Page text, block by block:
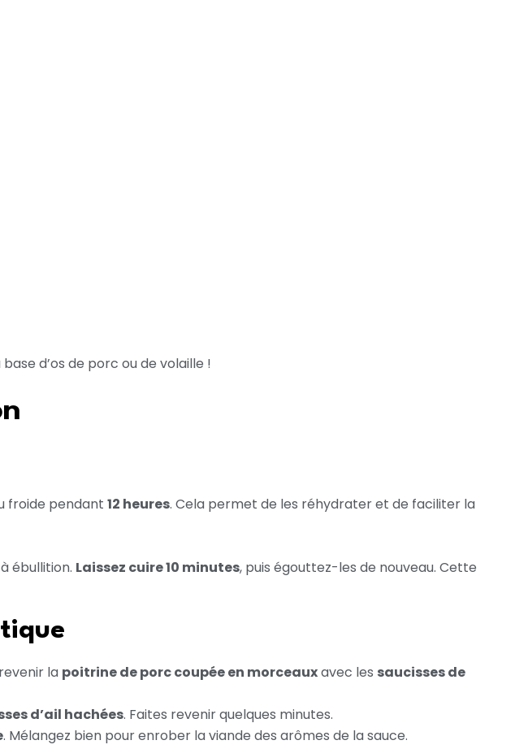
d’os de porc ou de volaille !
froide pendant 12 heures. Cela permet de les réhydrater et de faciliter la
ébullition. Laissez cuire 10 minutes, puis égouttez-les de nouveau. Cette
la poitrine de porc coupée en morceauxavec les saucisses de
d’ail hachées. Faites revenir quelques minutes.
. Mélangez bien pour enrober la viande des arômes de la sauce.